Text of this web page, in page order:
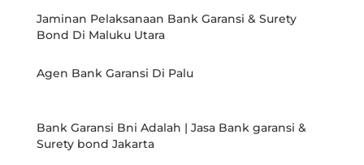
Jaminan Pelaksanaan Bank Garansi & Surety
Bond Di Maluku Utara
Agen Bank Garansi Di Palu
Bank Garansi Bni Adalah | Jasa Bank garansi &
Surety bond Jakarta